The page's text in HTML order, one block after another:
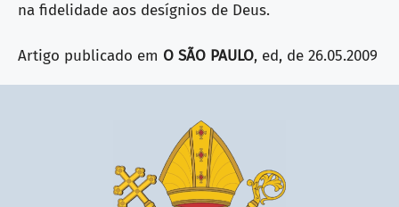
na fidelidade aos desígnios de Deus.
Artigo publicado em O SÃO PAULO, ed, de 26.05.2009